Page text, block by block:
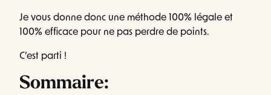
Je vous donne donc une méthode 100% légale et
100% efficace pour ne pas perdre de points.
C’est parti !
Sommaire: